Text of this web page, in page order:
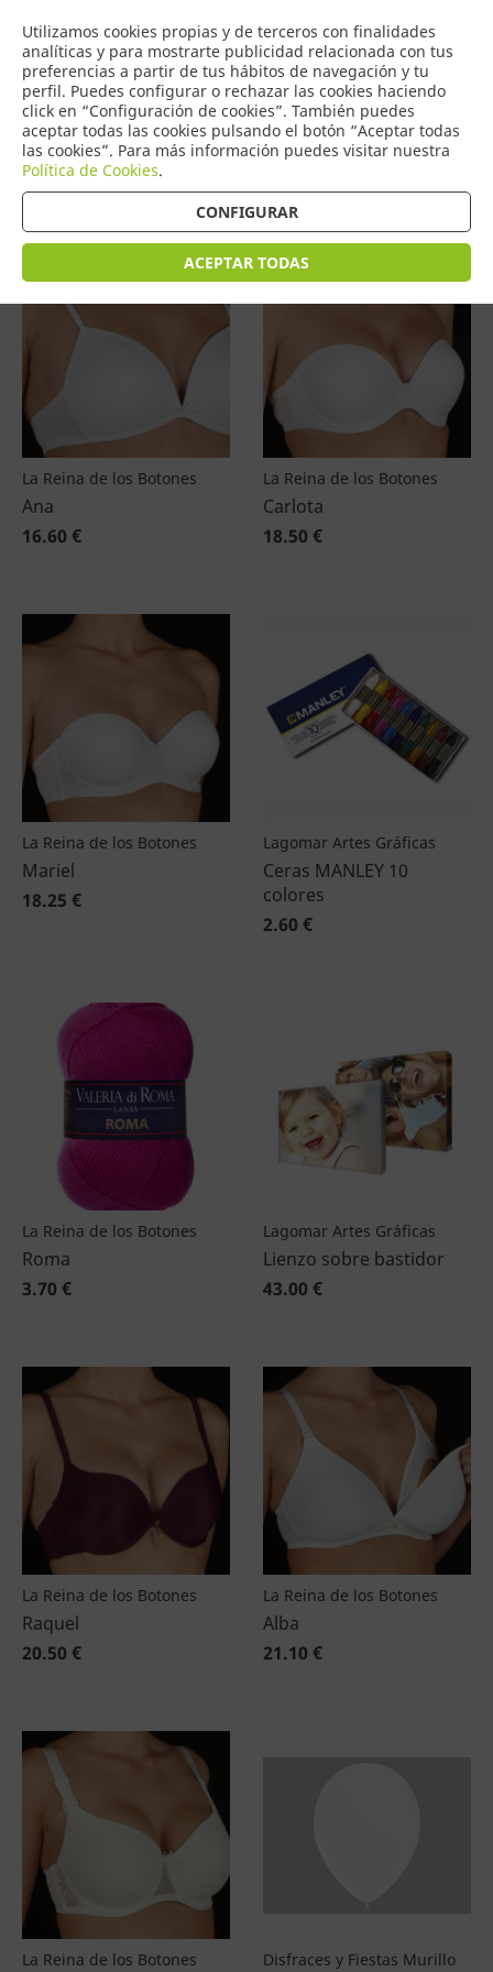
Utilizamos cookies propias y de terceros con finalidades
analíticas y para mostrarte publicidad relacionada con tus
preferencias a partir de tus hábitos de navegación y tu
perfil. Puedes configurar o rechazar las cookies haciendo
click en “Configuración de cookies”. También puedes
aceptar todas las cookies pulsando el botón “Aceptar todas
las cookies”. Para más información puedes visitar nuestra
Política de Cookies.
CONFIGURAR
ACEPTAR TODAS
0
COMERCIO
DE TORRIJOS
Productos (4576)
Ordenar por precio
La Reina de los Botones
Ana
16.60 €
La Reina de los Botones
Carlota
18.50 €
La Reina de los Botones
Mariel
18.25 €
Lagomar Artes Gráficas
Ceras MANLEY 10
colores
2.60 €
La Reina de los Botones
Roma
3.70 €
Lagomar Artes Gráficas
Lienzo sobre bastidor
43.00 €
La Reina de los Botones
Raquel
20.50 €
La Reina de los Botones
Alba
21.10 €
La Reina de los Botones Disfraces y Fiestas Murillo